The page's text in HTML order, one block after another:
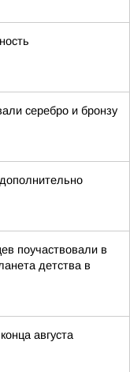
серебро и бронзу
поучаствовали в
детства в
августа